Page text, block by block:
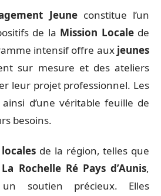
Jeuneconstitue l’un
de la Mission Localede
intensif offre aux jeunes
sur mesure et des ateliers
leur projet professionnel. Les
d’une véritable feuille de
besoins.
de la région, telles que
Rochelle Ré Pays d’Aunis,
soutien précieux. Elles